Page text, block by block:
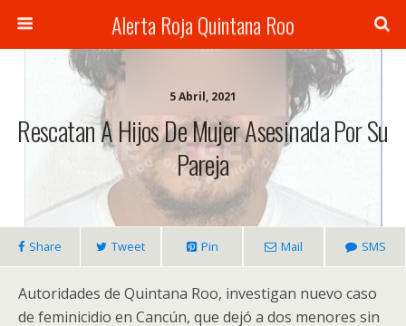
Alerta Roja Quintana Roo
5 Abril, 2021
Rescatan A Hijos De Mujer Asesinada Por Su
Pareja
Share Tweet Pin Mail SMS
Autoridades de Quintana Roo, investigan nuevo caso
de feminicidio en Cancún, que dejó a dos menores sin